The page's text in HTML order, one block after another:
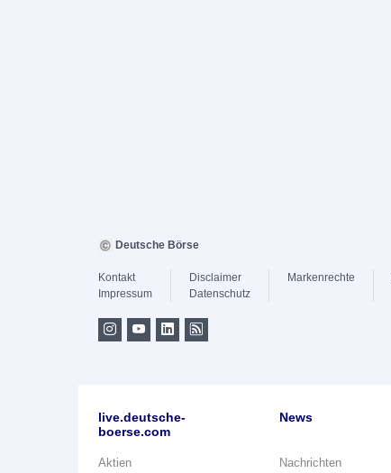
Deutsche Börse
Kontakt
Impressum
Disclaimer
Datenschutz
Markenrechte
live.deutsche-
boerse.com
Aktien
News
Nachrichten